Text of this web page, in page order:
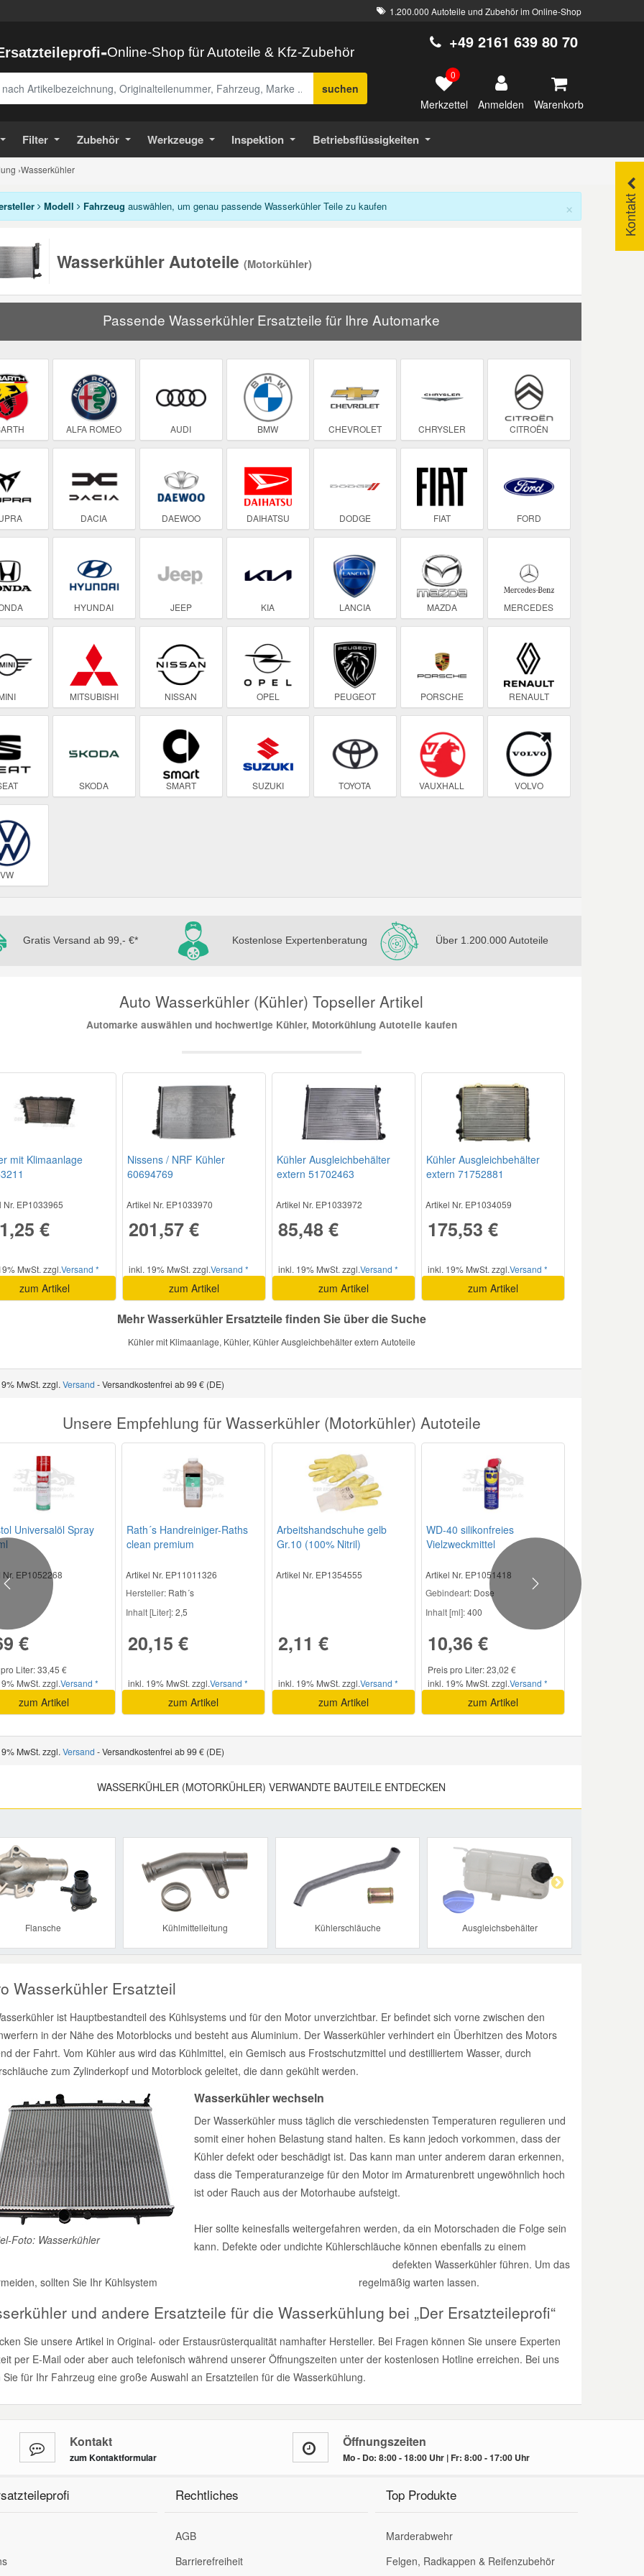
1.200.000 Autoteile und Zubehör im Online-Shop
-Online-Shop für Autoteile & Kfz-Zubehör
suchen
+49 2161 639 80 70
0
Merkzettel Anmelden Warenkorb
Filter Zubehör Werkzeuge Inspektion Betriebsflüssigkeiten
›Wasserkühler
Kontakt
×
Modell Fahrzeug auswählen, um genau passende Wasserkühler Teile zu kaufen
Wasserkühler Autoteile (Motorkühler)
Passende Wasserkühler Ersatzteile für Ihre Automarke
ALFA ROMEO AUDI BMW CHEVROLET CHRYSLER CITROËN
DACIA DAEWOO DAIHATSU DODGE FIAT FORD
HYUNDAI JEEP KIA LANCIA MAZDA MERCEDES
MITSUBISHI NISSAN OPEL PEUGEOT PORSCHE RENAULT
SKODA SMART SUZUKI TOYOTA VAUXHALL VOLVO
VW
Gratis Versand ab 99,- €* Kostenlose Expertenberatung Über 1.200.000 Autoteile
Auto Wasserkühler (Kühler) Topseller Artikel
Automarke auswählen und hochwertige Kühler, Motorkühlung Autoteile kaufen
mit Klimaanlage
Nr. EP1033965
€
MwSt. zzgl.Versand *
zum Artikel
Nissens / NRF Kühler
60694769
Artikel Nr. EP1033970
201,57 €
inkl. 19% MwSt. zzgl.Versand *
zum Artikel
Kühler Ausgleichbehälter
extern 51702463
Artikel Nr. EP1033972
85,48 €
inkl. 19% MwSt. zzgl.Versand *
zum Artikel
Kühler Ausgleichbehälter
extern 71752881
Artikel Nr. EP1034059
175,53 €
inkl. 19% MwSt. zzgl.Versand *
zum Artikel
Mehr Wasserkühler Ersatzteile finden Sie über die Suche
Kühler mit Klimaanlage, Kühler, Kühler Ausgleichbehälter extern Autoteile
MwSt. zzgl. Versand - Versandkostenfrei ab 99 € (DE)
Unsere Empfehlung für Wasserkühler (Motorkühler) Autoteile
Universalöl Spray
Nr. EP1052268
€
Liter: 33,45 €
MwSt. zzgl.Versand *
zum Artikel
Rath´s Handreiniger-Raths
clean premium
Artikel Nr. EP11011326
Hersteller: Rath´s
Inhalt [Liter]:2,5
20,15 €
inkl. 19% MwSt. zzgl.Versand *
zum Artikel
Arbeitshandschuhe gelb
Gr.10 (100% Nitril)
Artikel Nr. EP1354555
2,11 €
inkl. 19% MwSt. zzgl.Versand *
zum Artikel
WD-40 silikonfreies
Vielzweckmittel
Artikel Nr. EP1051418
Gebindeart: Dose
Inhalt [ml]:400
10,36 €
Preis pro Liter: 23,02 €
inkl. 19% MwSt. zzgl.Versand *
zum Artikel
Previous Next
MwSt. zzgl. Versand - Versandkostenfrei ab 99 € (DE)
WASSERKÜHLER (MOTORKÜHLER) VERWANDTE BAUTEILE ENTDECKEN
Flansche Kühlmittelleitung Kühlerschläuche Ausgleichsbehälter
Previous
Wasserkühler Ersatzteil
ist Hauptbestandteil des Kühlsystems und für den Motor unverzichtbar. Er befindet sich vorne zwischen den
in der Nähe des Motorblocks und besteht aus Aluminium. Der Wasserkühler verhindert ein Überhitzen des Motors
der Fahrt. Vom Kühler aus wird das Kühlmittel, ein Gemisch aus Frostschutzmittel und destilliertem Wasser, durch
zum Zylinderkopf und Motorblock geleitet, die dann gekühlt werden.
Foto: Wasserkühler
Wasserkühler wechseln
Der Wasserkühler muss täglich die verschiedensten Temperaturen regulieren und
somit einer hohen Belastung stand halten. Es kann jedoch vorkommen, dass der
Kühler defekt oder beschädigt ist. Das kann man unter anderem daran erkennen,
dass die Temperaturanzeige für den Motor im Armaturenbrett ungewöhnlich hoch
ist oder Rauch aus der Motorhaube aufsteigt.
Hier sollte keinesfalls weitergefahren werden, da ein Motorschaden die Folge sein
kann. Defekte oder undichte Kühlerschläuche können ebenfalls zu einem
defekten Wasserkühler führen. Um das
sollten Sie Ihr Kühlsystem regelmäßig warten lassen.
und andere Ersatzteile für die Wasserkühlung bei „Der Ersatzteileprofi“
Sie unsere Artikel in Original- oder Erstausrüsterqualität namhafter Hersteller. Bei Fragen können Sie unsere Experten
per E-Mail oder aber auch telefonisch während unserer Öffnungszeiten unter der kostenlosen Hotline erreichen. Bei uns
Sie für Ihr Fahrzeug eine große Auswahl an Ersatzteilen für die Wasserkühlung.
Kontakt
zum Kontaktformular
Öffnungszeiten
Mo - Do: 8:00 - 18:00 Uhr | Fr: 8:00 - 17:00 Uhr
Rechtliches
AGB
Barrierefreiheit
Top Produkte
Marderabwehr
Felgen, Radkappen & Reifenzubehör